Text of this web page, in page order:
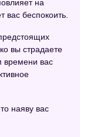
на
вас беспокоить.
вы страдаете
времени вас
наяву вас